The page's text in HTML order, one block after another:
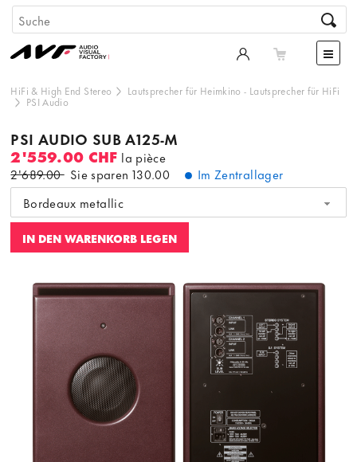
HiFi & High End Stereo Lautsprecher für Heimkino - Lautsprecher für HiFi
PSI Audio
PSI AUDIO SUB A125-M
2'559.00 CHF la pièce
2'689.00 Sie sparen 130.00
Im Zentrallager
Bordeaux metallic
IN DEN WARENKORB LEGEN
Dieser Inhalt wird von einer dritten Partei gehostet. Durch
die Anzeige des externen Inhalts akzeptieren Sie die
Bedingungen
von youtube.com.
Video laden